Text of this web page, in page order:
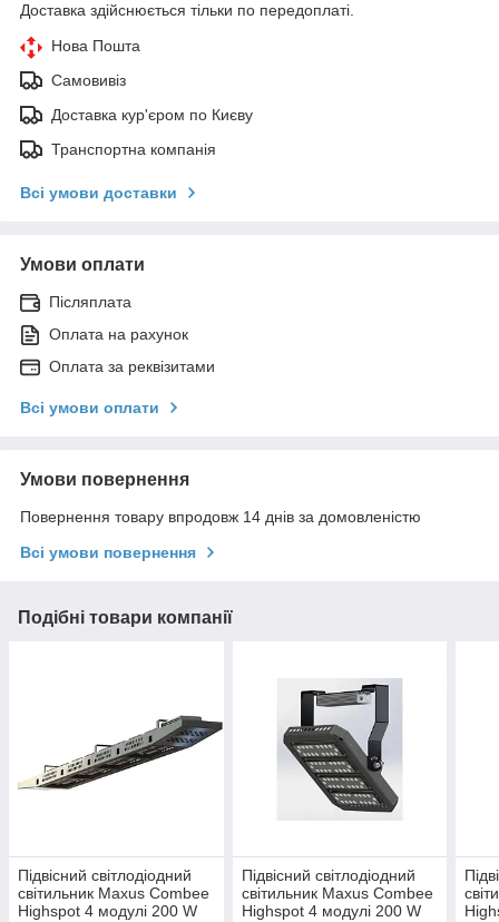
Доставка здійснюється тільки по передоплаті.
Нова Пошта
Самовивіз
Доставка кур'єром по Києву
Транспортна компанія
Всі умови доставки
Умови оплати
Післяплата
Оплата на рахунок
Оплата за реквізитами
Всі умови оплати
Умови повернення
Повернення товару впродовж 14 днів за домовленістю
Всі умови повернення
Подібні товари компанії
Підвісний світлодіодний
світильник Maxus Combee
Highspot 4 модулі 200 W
Підвісний світлодіодний
світильник Maxus Combee
Highspot 4 модулі 200 W